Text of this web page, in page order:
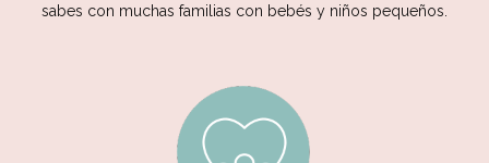
sabes con muchas familias con bebés y niños pequeños.